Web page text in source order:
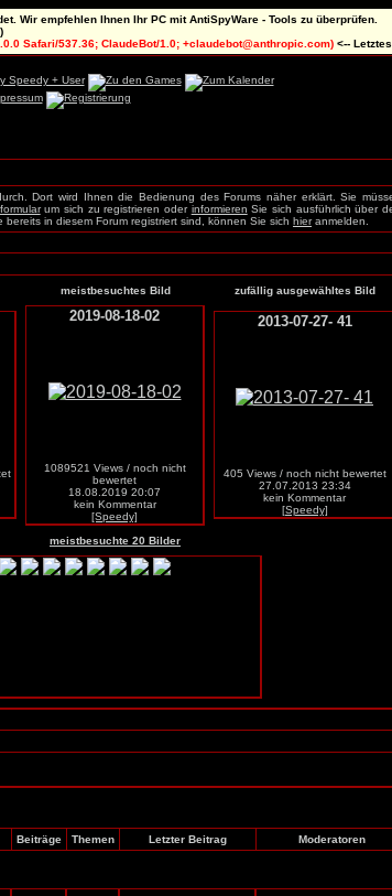
Wir empfehlen Ihnen Ihr PC mit AntiSpyWare - Tools zu überprüfen.
)
Safari/537.36; ClaudeBot/1.0; +claudebot@anthropic.com) <--
Dort wird Ihnen die Bedienung des Forums näher erklärt. Sie
um sich zu registrieren oder informieren Sie sich ausführlich über
in diesem Forum registriert sind, können Sie sich hieranmelden.
meistbesuchtes Bild zufällig ausgewähltes Bild
2019-08-18-02
1089521 Views / noch nicht
bewertet
18.08.2019 20:07
kein Kommentar
[Speedy]
2013-07-27- 41
405 Views / noch nicht bewertet
27.07.2013 23:34
kein Kommentar
[Speedy]
meistbesuchte 20 Bilder
Beiträge Themen Letzter Beitrag Moderatoren